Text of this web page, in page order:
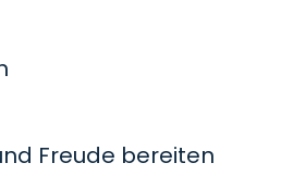
Freude bereiten